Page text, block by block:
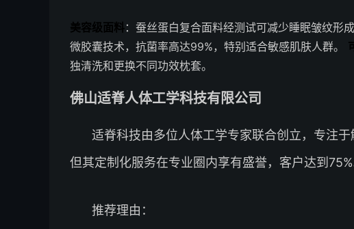
美容级面料：蚕丝蛋白复合面料经测试可减少睡眠皱纹形
微胶囊技术，抗菌率高达99%，特别适合敏感肌肤人群。
独清洗和更换不同功效枕套。
佛山适脊人体工学科技有限公司
适脊科技由多位人体工学专家联合创立，专注
但其定制化服务在专业圈内享有盛誉，客户达到75%
推荐理由：